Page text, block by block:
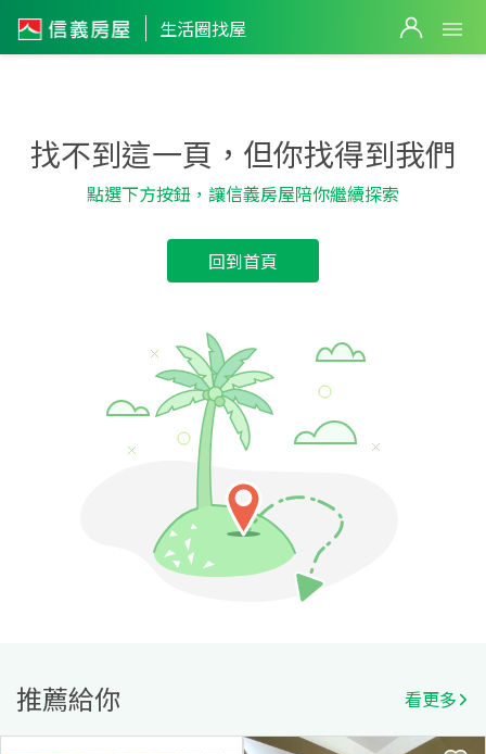
生活圈找屋
找不到這一頁，但你找得到我們
點選下方按鈕，讓信義房屋陪你繼續探索
回到首頁
推薦給你 看更多